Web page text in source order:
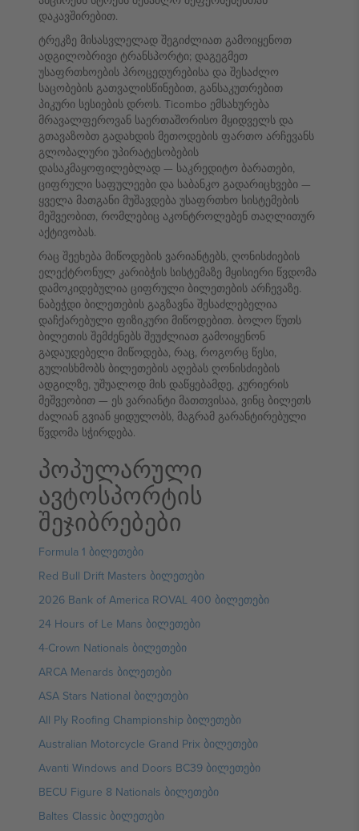
დაკავშირებით.
ტრეკზე მისასვლელად შეგიძლიათ გამოიყენოთ
ადგილობრივი ტრანსპორტი; დაგეგმეთ
უსაფრთხოების პროცედურებისა და შესაძლო
საცობების გათვალისწინებით, განსაკუთრებით
პიკური სესიების დროს. Ticombo ემსახურება
მრავალფეროვან საერთაშორისო მყიდველს და
გთავაზობთ გადახდის მეთოდების ფართო არჩევანს
გლობალური უპირატესობების
დასაკმაყოფილებლად — საკრედიტო ბარათები,
ციფრული საფულეები და საბანკო გადარიცხვები —
ყველა მათგანი მუშავდება უსაფრთხო სისტემების
მეშვეობით, რომლებიც აკონტროლებენ თაღლითურ
აქტივობას.
რაც შეეხება მიწოდების ვარიანტებს, ღონისძიების
ელექტრონულ კარიბჭის სისტემაზე მყისიერი წვდომა
დამოკიდებულია ციფრული ბილეთების არჩევაზე.
ნაბეჭდი ბილეთების გაგზავნა შესაძლებელია
დაჩქარებული ფიზიკური მიწოდებით. ბოლო წუთს
ბილეთის შემძენებს შეუძლიათ გამოიყენონ
გადაუდებელი მიწოდება, რაც, როგორც წესი,
გულისხმობს ბილეთების აღებას ღონისძიების
ადგილზე, უშუალოდ მის დაწყებამდე, კურიერის
მეშვეობით — ეს ვარიანტი მათთვისაა, ვინც ბილეთს
ძალიან გვიან ყიდულობს, მაგრამ გარანტირებული
წვდომა სჭირდება.
პოპულარული
ავტოსპორტის
შეჯიბრებები
Formula 1 ბილეთები
Red Bull Drift Masters ბილეთები
2026 Bank of America ROVAL 400 ბილეთები
24 Hours of Le Mans ბილეთები
4-Crown Nationals ბილეთები
ARCA Menards ბილეთები
ASA Stars National ბილეთები
All Ply Roofing Championship ბილეთები
Australian Motorcycle Grand Prix ბილეთები
Avanti Windows and Doors BC39 ბილეთები
BECU Figure 8 Nationals ბილეთები
Baltes Classic ბილეთები